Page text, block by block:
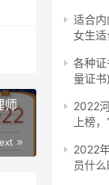
者
师
适合
女生适
各种
量证书)
2022
上榜
2022
员什